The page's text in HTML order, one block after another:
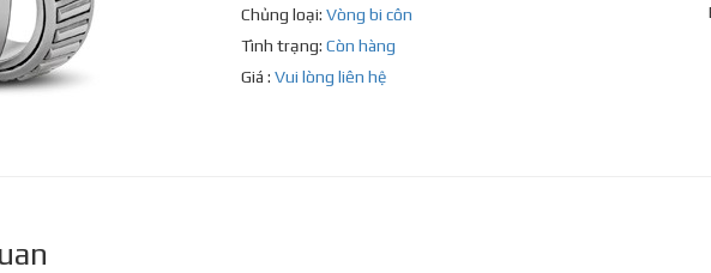
Chủng loại: Vòng bi côn
Tình trạng: Còn hàng
Giá : Vui lòng liên hệ